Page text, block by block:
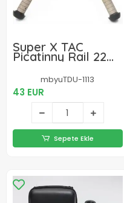
Super X TAC
Picatinny Rail 22
mm Hareketli
BipodmbyuTDU-1113
43 EUR
Sepete Ekle